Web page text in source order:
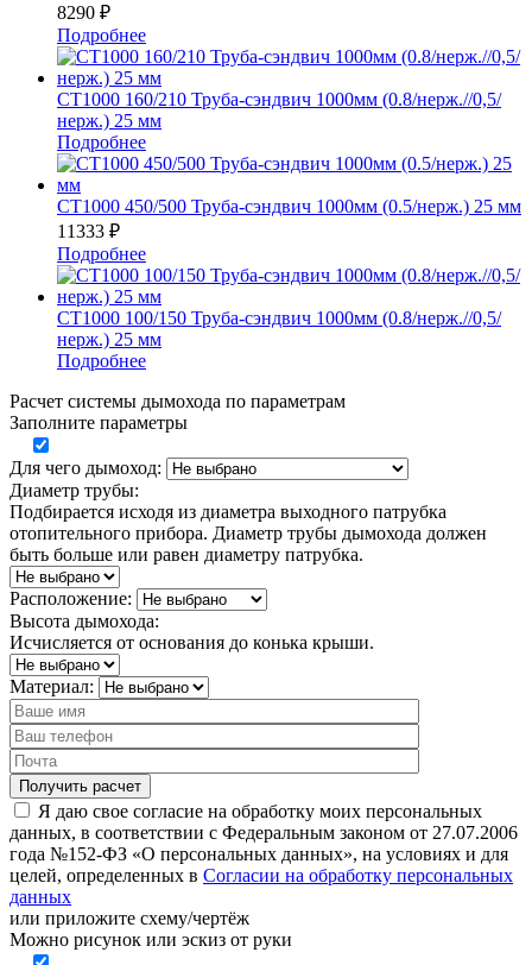
8290 ₽
Подробнее
СТ1000 160/210 Труба-сэндвич 1000мм (0.8/нерж.//0,5/
нерж.) 25 мм
Подробнее
СТ1000 450/500 Труба-сэндвич 1000мм (0.5/нерж.) 25 мм
11333 ₽
Подробнее
СТ1000 100/150 Труба-сэндвич 1000мм (0.8/нерж.//0,5/
нерж.) 25 мм
Подробнее
Расчет системы дымохода по параметрам
Заполните параметры
Для чего дымоход:
Диаметр трубы:
Подбирается исходя из диаметра выходного патрубка
отопительного прибора. Диаметр трубы дымохода должен
быть больше или равен диаметру патрубка.
Расположение:
Высота дымохода:
Исчисляется от основания до конька крыши.
Материал:
Я даю свое согласие на обработку моих персональных
данных, в соответствии с Федеральным законом от 27.07.2006
года №152-ФЗ «О персональных данных», на условиях и для
целей, определенных в Согласии на обработку персональных
данных
или приложите схему/чертёж
Можно рисунок или эскиз от руки